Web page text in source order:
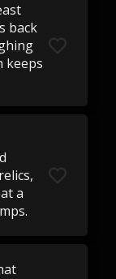
back
keeps
a